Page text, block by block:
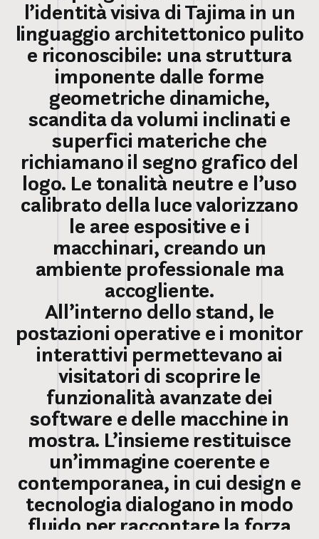
l’identità visiva di Tajima in un
linguaggio architettonico pulito
e riconoscibile: una struttura
imponente dalle forme
geometriche dinamiche,
scandita da volumi inclinati e
superfici materiche che
richiamano il segno grafico del
logo. Le tonalità neutre e l’uso
calibrato della luce valorizzano
le aree espositive e i
macchinari, creando un
ambiente professionale ma
accogliente.
All’interno dello stand, le
postazioni operative e i monitor
interattivi permettevano ai
visitatori di scoprire le
funzionalità avanzate dei
software e delle macchine in
mostra. L’insieme restituisce
un’immagine coerente e
contemporanea, in cui design e
tecnologia dialogano in modo
fluido per raccontare la forza